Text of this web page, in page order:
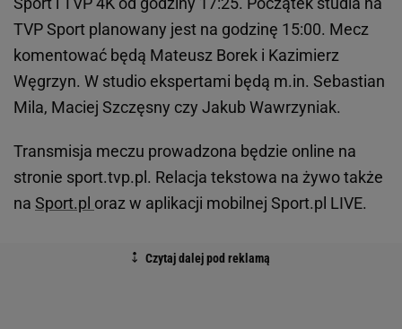
TVP Sport planowany jest na godzinę 15:00. Mecz
komentować będą Mateusz Borek i Kazimierz
Węgrzyn. W studio ekspertami będą m.in. Sebastian
Mila, Maciej Szczęsny czy Jakub Wawrzyniak.
Transmisja meczu prowadzona będzie online na
stronie sport.tvp.pl. Relacja tekstowa na żywo także
na Sport.pl oraz w aplikacji mobilnej Sport.pl LIVE.